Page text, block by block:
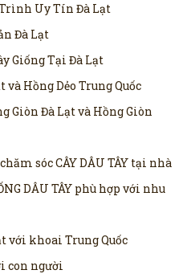
Trình Uy Tín Đà Lạt
Đà Lạt
Giống Tại Đà Lạt
và Hồng Dẻo Trung Quốc
Giòn Đà Lạt và Hồng Giòn
sóc CÂY DÂU TÂY tại nhà
DÂU TÂY phù hợp với nhu
với khoai Trung Quốc
con người